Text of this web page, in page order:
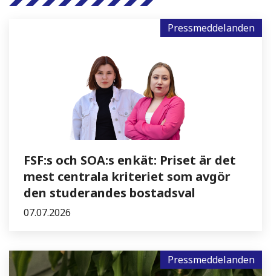
Pressmeddelanden
FSF:s och SOA:s enkät: Priset är det
mest centrala kriteriet som avgör
den studerandes bostadsval
07.07.2026
Pressmeddelanden